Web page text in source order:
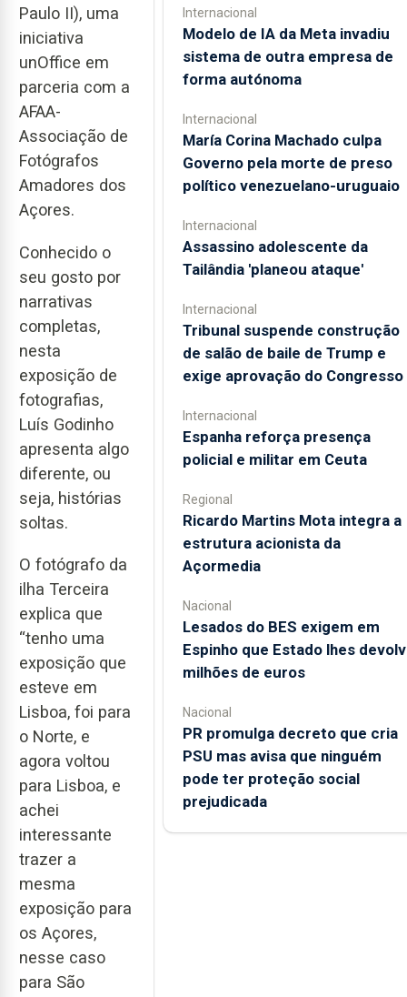
Paulo II), uma
iniciativa
unOffice em
parceria com a
AFAA-
Associação de
Fotógrafos
Amadores dos
Açores.
Conhecido o
seu gosto por
narrativas
completas,
nesta
exposição de
fotografias,
Luís Godinho
apresenta algo
diferente, ou
seja, histórias
soltas.
O fotógrafo da
ilha Terceira
explica que
“tenho uma
exposição que
esteve em
Lisboa, foi para
o Norte, e
agora voltou
para Lisboa, e
achei
interessante
trazer a
mesma
exposição para
os Açores,
nesse caso
para São
Internacional
Modelo de IA da Meta invadiu
sistema de outra empresa de
forma autónoma
Internacional
María Corina Machado culpa
Governo pela morte de preso
político venezuelano-uruguaio
Internacional
Assassino adolescente da
Tailândia 'planeou ataque'
Internacional
Tribunal suspende construção
de salão de baile de Trump e
exige aprovação do Congresso
Internacional
Espanha reforça presença
policial e militar em Ceuta
Regional
Ricardo Martins Mota integra a
estrutura acionista da
Açormedia
Nacional
Lesados do BES exigem em
Espinho que Estado lhes
milhões de euros
Nacional
PR promulga decreto que cria
PSU mas avisa que ninguém
pode ter proteção social
prejudicada